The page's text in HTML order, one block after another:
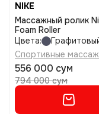
NIKE
Массажный ролик
Foam Roller
Цвета:
Спортивные
556 000 сум
794 000 сум